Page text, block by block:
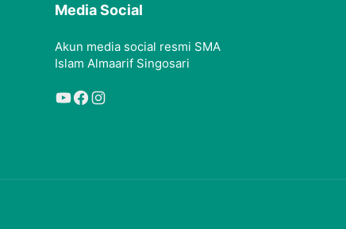
Media Social
Akun media social resmi SMA
Islam Almaarif Singosari
YouTube
Facebook
Instagram